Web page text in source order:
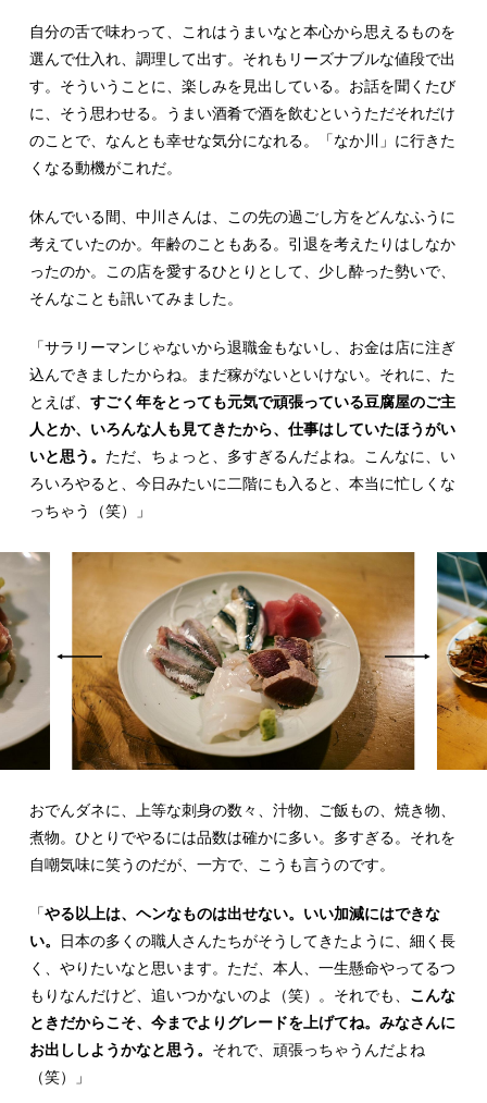
自分の舌で味わって、これはうまいなと本心から思えるものを
選んで仕入れ、調理して出す。それもリーズナブルな値段で出
す。そういうことに、楽しみを見出している。お話を聞くたび
に、そう思わせる。うまい酒肴で酒を飲むというただそれだけ
のことで、なんとも幸せな気分になれる。「なか川」に行きた
くなる動機がこれだ。
休んでいる間、中川さんは、この先の過ごし方をどんなふうに
考えていたのか。年齢のこともある。引退を考えたりはしなか
ったのか。この店を愛するひとりとして、少し酔った勢いで、
そんなことも訊いてみました。
「サラリーマンじゃないから退職金もないし、お金は店に注ぎ
込んできましたからね。まだ稼がないといけない。それに、た
とえば、 すごく年をとっても元気で頑張っている豆腐屋のご主
人とか、いろんな人も見てきたから、仕事はしていたほうがい
いと思う。 ただ、ちょっと、多すぎるんだよね。こんなに、い
ろいろやると、今日みたいに二階にも入ると、本当に忙しくな
っちゃう（笑）」
おでんダネに、上等な刺身の数々、汁物、ご飯もの、焼き物、
煮物。ひとりでやるには品数は確かに多い。多すぎる。それを
自嘲気味に笑うのだが、一方で、こうも言うのです。
「やる以上は、ヘンなものは出せない。いい加減にはできな
い。
日本の多くの職人さんたちがそうしてきたように、細く長
く、やりたいなと思います。ただ、本人、一生懸命やってるつ
もりなんだけど、追いつかないのよ（笑）。それでも、 こんな
ときだからこそ、今までよりグレードを上げてね。みなさんに
お出ししようかなと思う。 それで、頑張っちゃうんだよね
（笑）」